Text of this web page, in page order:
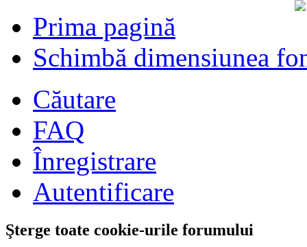
Prima pagină
Schimbă dimensiunea
Căutare
FAQ
Înregistrare
Autentificare
Şterge toate cookie-urile forumului